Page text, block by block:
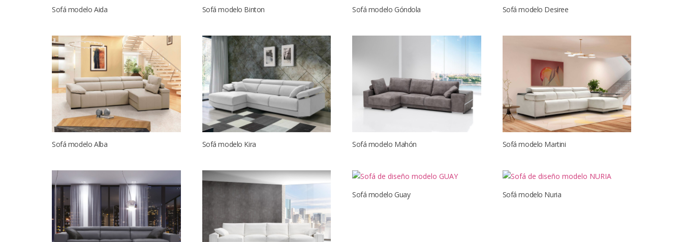
Sofá modelo Aida Sofá modelo Binton Sofá modelo Góndola Sofá modelo Desiree
Sofá modelo Alba Sofá modelo Kira Sofá modelo Mahón Sofá modelo Martini
Sofá modelo Guay Sofá modelo Nuria